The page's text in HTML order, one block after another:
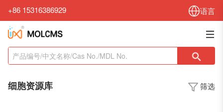
+86 15316386929 语言
细胞资源库 筛选